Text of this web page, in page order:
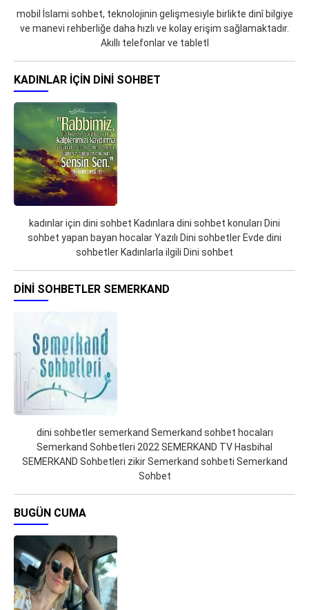
mobil İslami sohbet, teknolojinin gelişmesiyle birlikte dinî bilgiye
ve manevi rehberliğe daha hızlı ve kolay erişim sağlamaktadır.
Akıllı telefonlar ve tabletl
KADINLAR IÇIN DINI SOHBET
kadınlar için dini sohbet Kadınlara dini sohbet konuları Dini
sohbet yapan bayan hocalar Yazılı Dini sohbetler Evde dini
sohbetler Kadınlarla ilgili Dini sohbet
DINI SOHBETLER SEMERKAND
dini sohbetler semerkand Semerkand sohbet hocaları
Semerkand Sohbetleri 2022 SEMERKAND TV Hasbihal
SEMERKAND Sohbetleri zikir Semerkand sohbeti Semerkand
Sohbet
BUGÜN CUMA